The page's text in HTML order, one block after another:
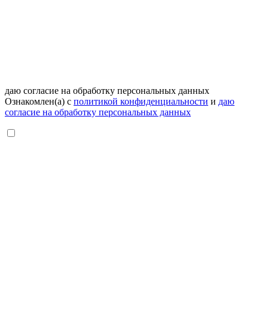
даю согласие на обработку персональных данных
Ознакомлен(а) с политикой конфиденциальности и даю
согласие на обработку персональных данных